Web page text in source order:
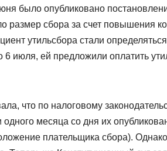
было опубликовано
размер сбора за счет повышения
утильсбора стали
июля, ей предложили оплатить
что по налоговому
месяца со дня их
плательщика сбора).